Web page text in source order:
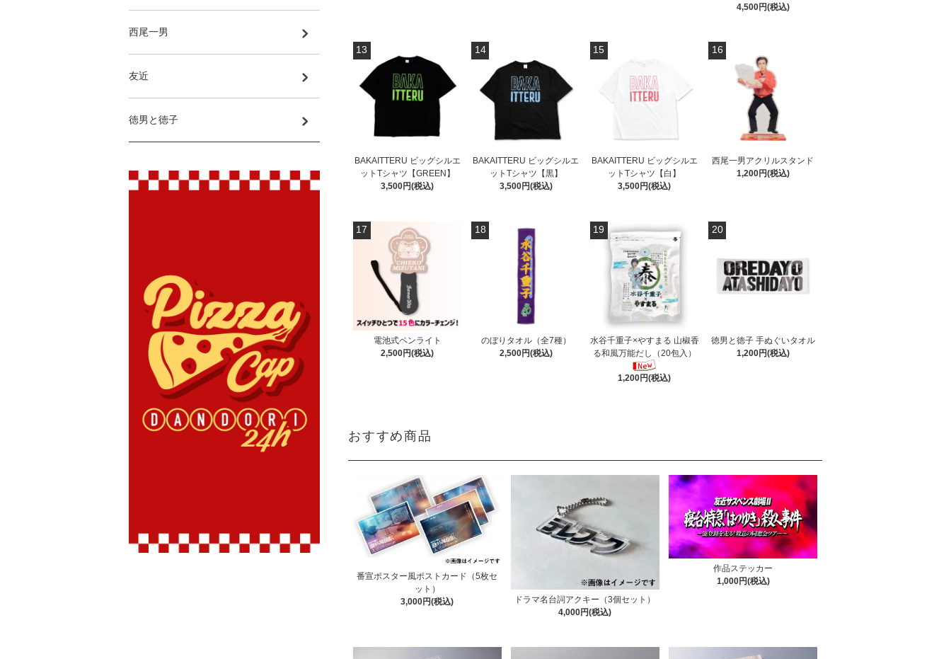
4,500円(税込)
13
BAKAITTERU ビッグシルエ
ットTシャツ【GREEN】
3,500円(税込)
14
BAKAITTERU ビッグシルエ
ットTシャツ【黒】
3,500円(税込)
15
BAKAITTERU ビッグシルエ
ットTシャツ【白】
3,500円(税込)
16
西尾一男アクリルスタンド
1,200円(税込)
17
電池式ペンライト
2,500円(税込)
18
のぼりタオル（全7種）
2,500円(税込)
19
水谷千重子×やすまる 山椒香
る和風万能だし（20包入）
1,200円(税込)
20
徳男と徳子 手ぬぐいタオル
1,200円(税込)
おすすめ商品
番宣ポスター風ポストカード（5枚セ
ット）
3,000円(税込)
ドラマ名台詞アクキー（3個セット）
4,000円(税込)
作品ステッカー
1,000円(税込)
西尾一男
友近
徳男と徳子